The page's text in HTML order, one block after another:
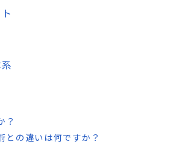
？
との違いは何ですか？